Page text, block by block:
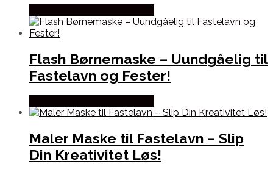
Flash Børnemaske – Uundgåelig til
Fastelavn og Fester!
Maler Maske til Fastelavn – Slip
Din Kreativitet Løs!